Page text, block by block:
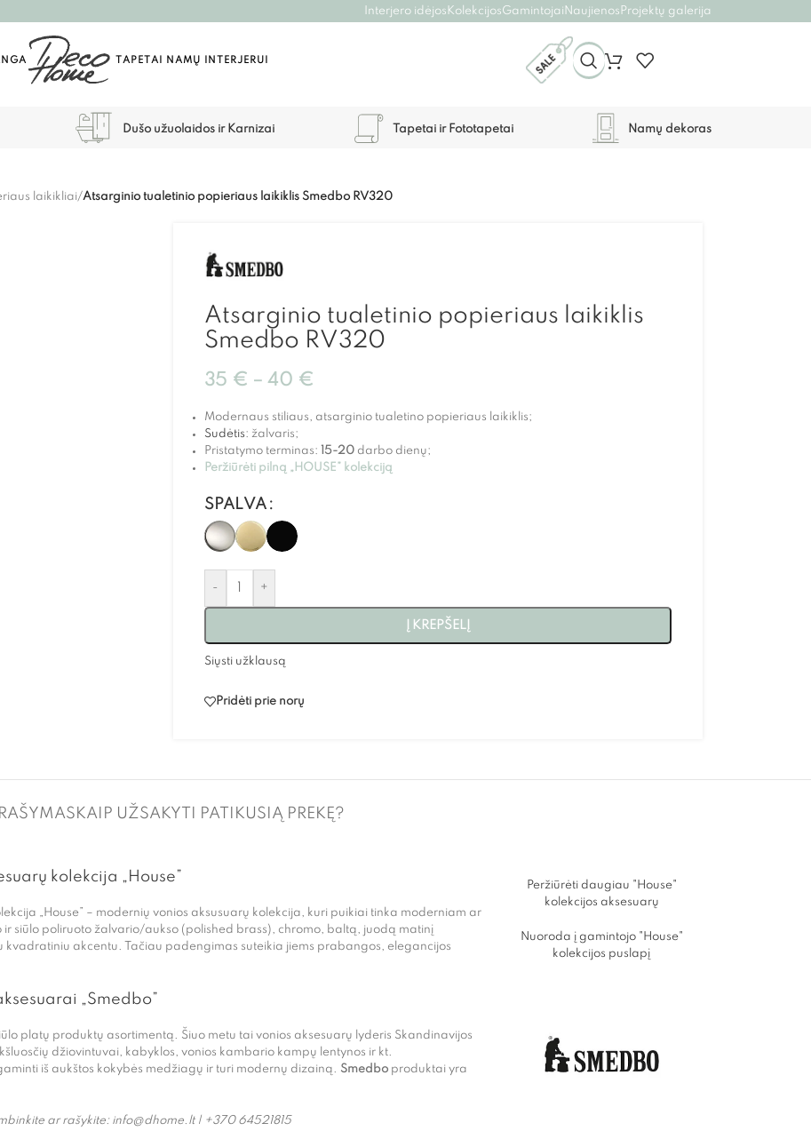
Interjero idėjos KolekcijosGamintojai Naujienos Projektų galerija
TAPETAI NAMŲ INTERJERUI
Dušo užuolaidos ir Karnizai Tapetai ir Fototapetai Namų dekoras
laikikliai/Atsarginio tualetinio popieriaus laikiklis Smedbo RV320
Atsarginio tualetinio popieriaus laikiklis
Smedbo RV320
35 € – 40 €
Modernaus stiliaus, atsarginio tualetino popieriaus laikiklis;
Sudėtis: žalvaris;
Pristatymo terminas:
15-20darbo dienų;
Peržiūrėti pilną „HOUSE” kolekciją
SPALVA
- +
Į KREPŠELĮ
Siųsti užklausą
Pridėti prie norų
KAIP UŽSAKYTI PATIKUSIĄ PREKĘ?
kolekcija „House”
„House” – modernių vonios aksusuarų kolekcija, kuri puikiai tinka moderniam ar
siūlo poliruoto žalvario/aukso (polished brass), chromo, baltą, juodą matinį
akcentu. Tačiau padengimas suteikia jiems prabangos, elegancijos
Peržiūrėti daugiau "House"
kolekcijos aksesuarų
Nuoroda į gamintojo "House"
kolekcijos puslapį
„Smedbo”
platų produktų asortimentą. Šiuo metu tai vonios aksesuarų lyderis Skandinavijos
džiovintuvai, kabyklos, vonios kambario kampų lentynos ir kt.
iš aukštos kokybės medžiagų ir turi modernų dizainą. Smedbo produktai yra
ar rašykite: info@dhome.lt | +370 64521815